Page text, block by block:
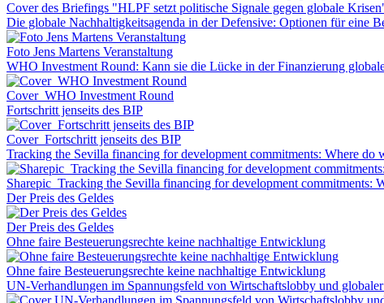
Cover des Briefings "HLPF setzt politische Signale gegen globale
Die globale Nachhaltigkeitsagenda in der Defensive: Optionen für eine
Foto Jens Martens Veranstaltung
WHO Investment Round: Kann sie die Lücke in der Finanzierung
Cover_WHO Investment Round
Fortschritt jenseits des BIP
Cover_Fortschritt jenseits des BIP
Tracking the Sevilla financing for development commitments: Where do
Sharepic_Tracking the Sevilla financing for development commitments:
Der Preis des Geldes
Der Preis des Geldes
Ohne faire Besteuerungsrechte keine nachhaltige Entwicklung
Ohne faire Besteuerungsrechte keine nachhaltige Entwicklung
UN-Verhandlungen im Spannungsfeld von Wirtschaftslobby und